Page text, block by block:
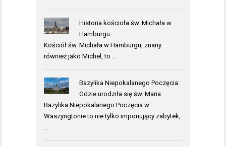
Historia kościoła św. Michała w
Hamburgu
Kościół św. Michała w Hamburgu, znany
również jako Michel, to …
Bazylika Niepokalanego Poczęcia:
Gdzie urodziła się św. Maria
Bazylika Niepokalanego Poczęcia w
Waszyngtonie to nie tylko imponujący zabytek,